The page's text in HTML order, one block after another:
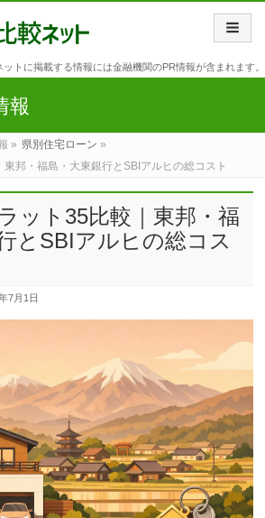
トに掲載する情報には金融機関のPR情報が含まれます。
報
» 県別住宅ローン »
邦・福島・大東銀行とSBIアルヒの総コスト
ット35比較｜東邦・福
とSBIアルヒの総コス
7月1日